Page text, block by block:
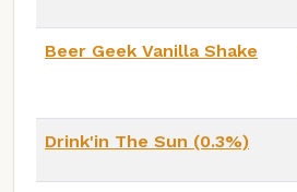
Beer Geek Vanilla Shake
Drink'in The Sun (0.3%)